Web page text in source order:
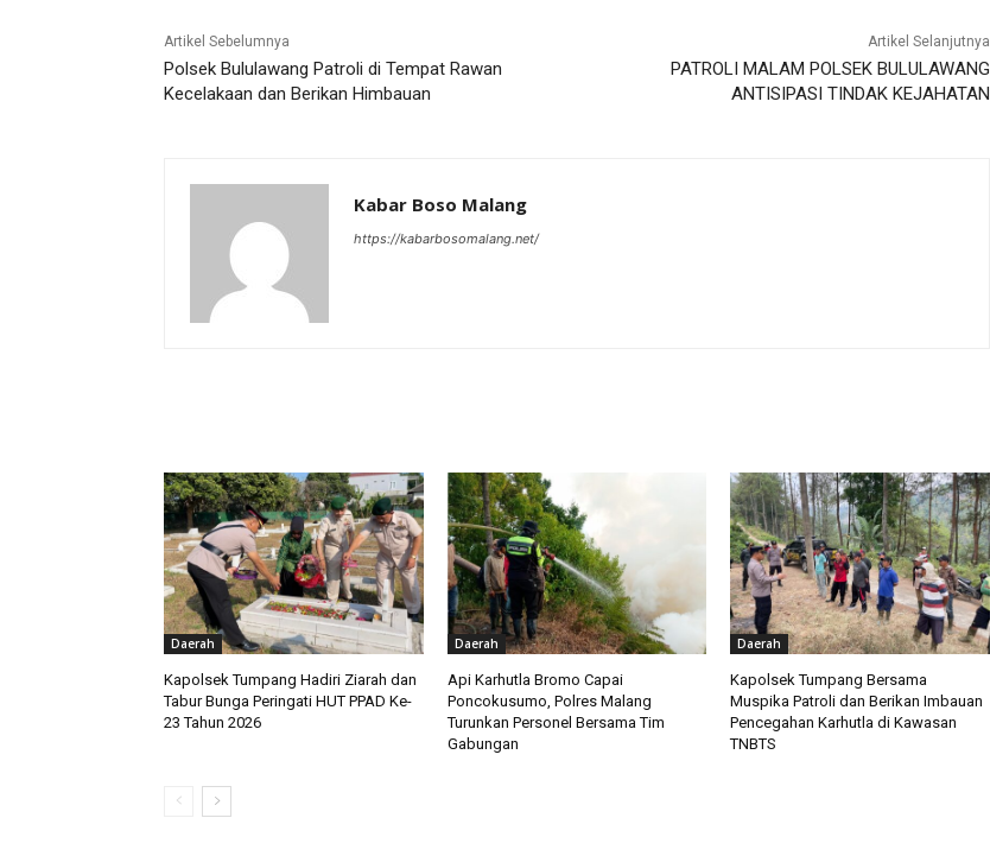
Artikel Sebelumnya
Polsek Bululawang Patroli di Tempat Rawan
Kecelakaan dan Berikan Himbauan
Artikel Selanjutnya
PATROLI MALAM POLSEK BULULAWANG
ANTISIPASI TINDAK KEJAHATAN
Kabar Boso Malang
https://kabarbosomalang.net/
Daerah
Kapolsek Tumpang Hadiri Ziarah dan
Tabur Bunga Peringati HUT PPAD Ke-
23 Tahun 2026
Daerah
Api Karhutla Bromo Capai
Poncokusumo, Polres Malang
Turunkan Personel Bersama Tim
Gabungan
Daerah
Kapolsek Tumpang Bersama
Muspika Patroli dan Berikan Imbauan
Pencegahan Karhutla di Kawasan
TNBTS